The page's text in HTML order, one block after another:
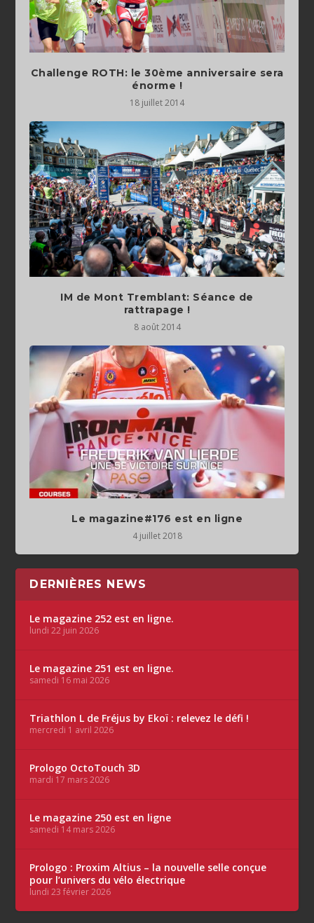
Challenge ROTH: le 30ème anniversaire sera
énorme !
18 juillet 2014
IM de Mont Tremblant: Séance de
rattrapage !
8 août 2014
Le magazine#176 est en ligne
4 juillet 2018
DERNIÈRES NEWS
Le magazine 252 est en ligne.
lundi 22 juin 2026
Le magazine 251 est en ligne.
samedi 16 mai 2026
Triathlon L de Fréjus by Ekoï : relevez le défi !
mercredi 1 avril 2026
Prologo OctoTouch 3D
mardi 17 mars 2026
Le magazine 250 est en ligne
samedi 14 mars 2026
Prologo : Proxim Altius – la nouvelle selle conçue
pour l’univers du vélo électrique
lundi 23 février 2026